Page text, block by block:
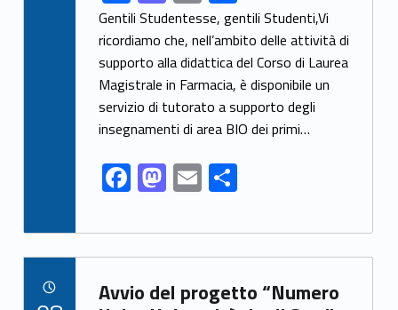
ac
e
b
o
o
k
as
to
d
o
n
m
ai
l
h
ar
e
Gentili Studentesse, gentili Studenti,Vi
ricordiamo che, nell’ambito delle attività di
supporto alla didattica del Corso di Laurea
Magistrale in Farmacia, è disponibile un
servizio di tutorato a supporto degli
insegnamenti di area BIO dei primi…
F
ac
e
b
o
M
as
to
d
o
E
m
ai
l
S
ar
e
Link identifier archive #link-archive-32993
Avvio del progetto “Numero